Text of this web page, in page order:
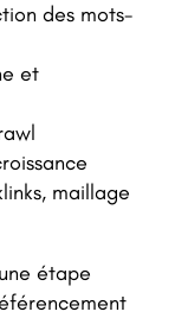
des mots-
et
maillage
étape